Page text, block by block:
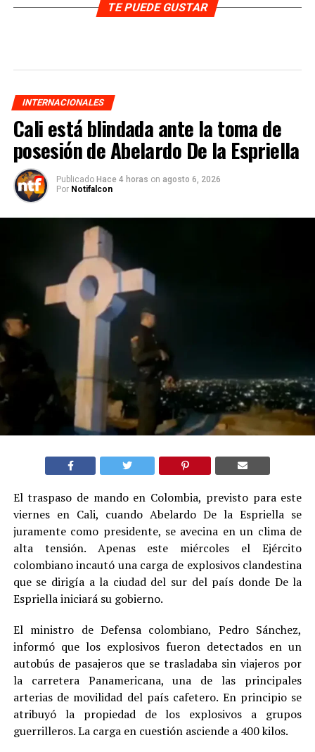
TE PUEDE GUSTAR
INTERNACIONALES
Cali está blindada ante la toma de
posesión de Abelardo De la Espriella
Publicado Hace 4 horas on agosto 6, 2026
Por Notifalcon
El traspaso de mando en Colombia, previsto para este
viernes en Cali, cuando Abelardo De la Espriella se
juramente como presidente, se avecina en un clima de
alta tensión. Apenas este miércoles el Ejército
colombiano incautó una carga de explosivos clandestina
que se dirigía a la ciudad del sur del país donde De la
Espriella iniciará su gobierno.
El ministro de Defensa colombiano, Pedro Sánchez,
informó que los explosivos fueron detectados en un
autobús de pasajeros que se trasladaba sin viajeros por
la carretera Panamericana, una de las principales
arterias de movilidad del país cafetero. En principio se
atribuyó la propiedad de los explosivos a grupos
guerrilleros. La carga en cuestión asciende a 400 kilos.